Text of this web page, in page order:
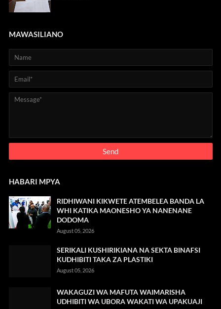
MAWASILIANO
HABARI MPYA
RIDHIWANI KIKWETE ATEMBELEA BANDA LA
WHI KATIKA MAONESHO YA NANENANE
DODOMA
August 05, 2026
SERIKALI KUSHIRIKIANA NA SEKTA BINAFSI
KUDHIBITI TAKA ZA PLASTIKI
August 05, 2026
WAKAGUZI WA MAFUTA WAIMARISHA
UDHIBITI WA UBORA WAKATI WA UPAKUAJI